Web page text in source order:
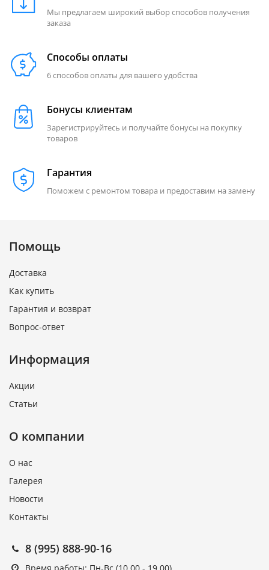
Мы предлагаем широкий выбор способов получения
заказа
Способы оплаты
6 способов оплаты для вашего удобства
Бонусы клиентам
Зарегистрируйтесь и получайте бонусы на покупку
товаров
Гарантия
Поможем с ремонтом товара и предоставим на замену
Помощь
Доставка
Как купить
Гарантия и возврат
Вопрос-ответ
Информация
Акции
Статьи
О компании
О нас
Галерея
Новости
Контакты
8 (995) 888-90-16